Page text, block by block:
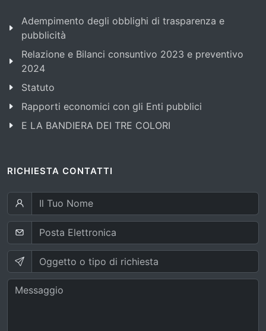
Adempimento degli obblighi di trasparenza e
pubblicità
Relazione e Bilanci consuntivo 2023 e preventivo
2024
Statuto
Rapporti economici con gli Enti pubblici
E LA BANDIERA DEI TRE COLORI
RICHIESTA CONTATTI